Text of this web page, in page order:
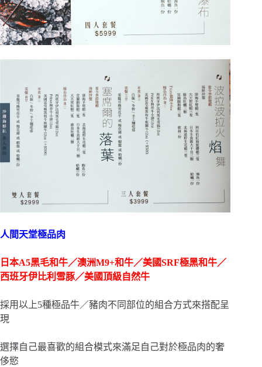
人間天堂極品肉
日本A5黑毛和牛／澳洲M9+和牛／美國SRF極黑和牛／
西班牙伊比利雪豚／美國頂級自然牛
採用以上5種極品牛／豬肉不同部位的組合方式來搭配呈
現
選擇自己最喜歡的組合模式來滿足自己對於極品肉的奢
侈慾